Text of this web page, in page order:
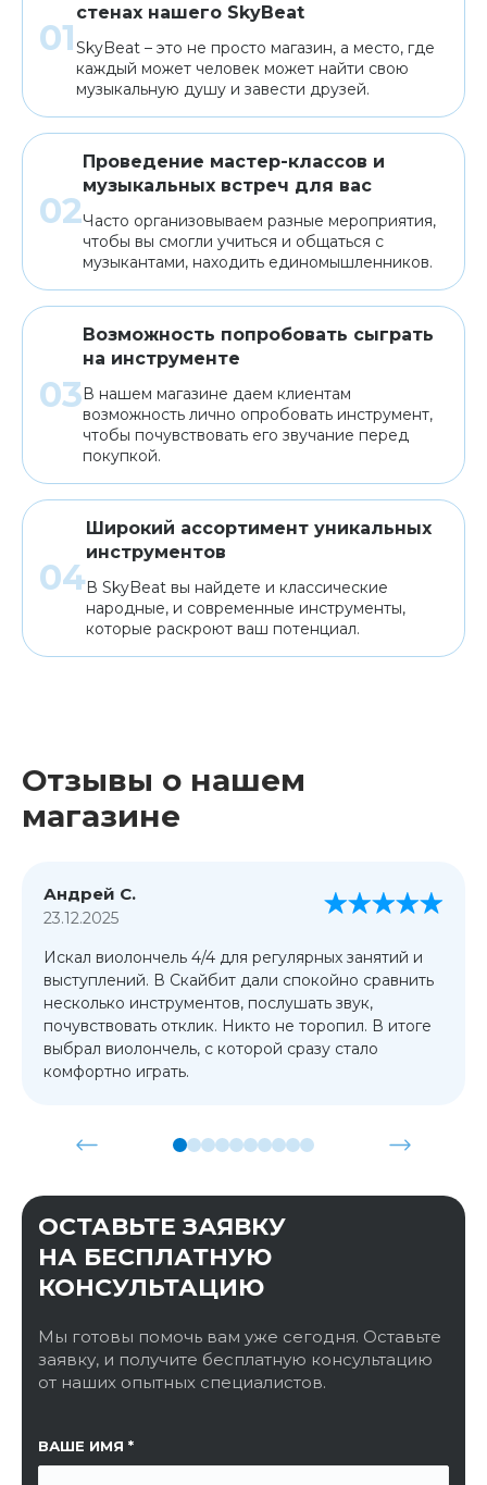
стенах нашего SkyBeat
SkyBeat – это не просто магазин, а место, где
каждый может человек может найти свою
музыкальную душу и завести друзей.
Проведение мастер-классов и
музыкальных встреч для вас
Часто организовываем разные мероприятия,
чтобы вы смогли учиться и общаться с
музыкантами, находить единомышленников.
Возможность попробовать сыграть
на инструменте
В нашем магазине даем клиентам
возможность лично опробовать инструмент,
чтобы почувствовать его звучание перед
покупкой.
Широкий ассортимент уникальных
инструментов
В SkyBeat вы найдете и классические
народные, и современные инструменты,
которые раскроют ваш потенциал.
Отзывы о нашем
магазине
Андрей С.
23.12.2025
Искал виолончель 4/4 для регулярных занятий и
выступлений. В Скайбит дали спокойно сравнить
несколько инструментов, послушать звук,
почувствовать отклик. Никто не торопил. В итоге
выбрал виолончель, с которой сразу стало
комфортно играть.
ОСТАВЬТЕ ЗАЯВКУ
НА БЕСПЛАТНУЮ
КОНСУЛЬТАЦИЮ
Мы готовы помочь вам уже сегодня. Оставьте
заявку, и получите бесплатную консультацию
от наших опытных специалистов.
ВАШЕ ИМЯ
ССЫЛКА НА СТРАНИЦУ